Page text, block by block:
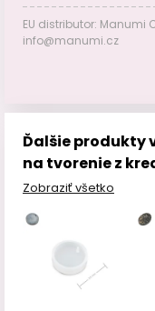
EU distributor: Manumi
info@manumi.cz
Ďalšie produkty
na tvorenie z
Zobraziť všetko